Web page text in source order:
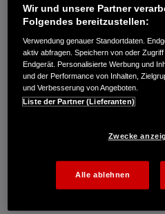
Kraftstoffverbrauch Jazz e:HEV in l/
Emissionen in g/km: kombiniert
Kraftstoffverbrauch Civic e:HEV in l/
Emissionen in g/km: kombiniert
Kraftstoffverbrauch HR-V e:HEV in
Emissionen in g/km: kombiniert 122.
Kraftstoffverbrauch ZR-V e:HEV in l/
Energieverbrauch CR-V e:PHEV:
kWh/100 km. CO₂-Emissionen in g/
CO₂-Klasse gewichtet, kombiniert: B.
entladener Batterie kombiniert:
Wir und unsere Partner
Folgendes bereitzustellen:
Verwendung genauer Standortdaten.
aktiv abfragen. Speichern von oder
Endgerät. Personalisierte Werbung und
und der Performance von Inhalten,
und Verbesserung von Angeboten.
Liste der Partner (Lieferanten)
Zwecke
Alle ablehnen